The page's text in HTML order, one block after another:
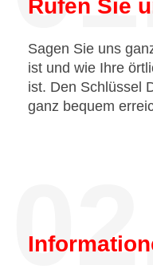
Rufen Sie
Sagen Sie uns
ist und wie Ihre
ist. Den Schlüssel
ganz bequem